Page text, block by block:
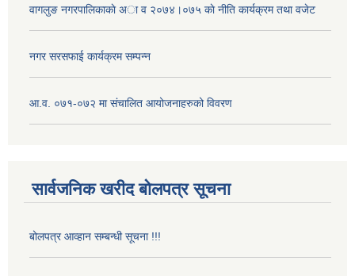
वागलुङ नगरपालिकाकाे अा‍ व २०७४।०७५ काे नीति कार्यक्रम तथा वजेट
नगर सरसफाई कार्यक्रम सम्पन्न
आ.व. ०७१-०७२ मा संचालित आयोजनाहरुको विवरण
सार्वजनिक खरीद बोलपत्र सूचना
बोलपत्र आव्हान सम्बन्धी सूचना !!!